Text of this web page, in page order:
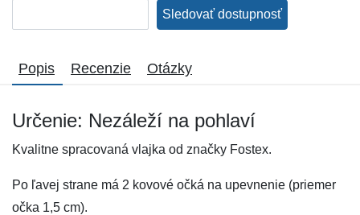
Sledovať dostupnosť
Popis Recenzie Otázky
Určenie: Nezáleží na pohlaví
Kvalitne spracovaná vlajka od značky Fostex.
Po ľavej strane má 2 kovové očká na upevnenie (priemer
očka 1,5 cm).